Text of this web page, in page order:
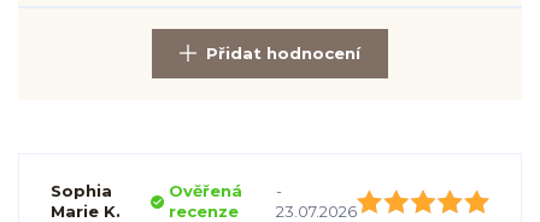
Přidat hodnocení
Sophia
Marie K.
Ověřená
recenze
-
23.07.2026